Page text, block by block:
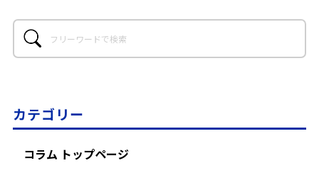
カテゴリー
コラム トップページ